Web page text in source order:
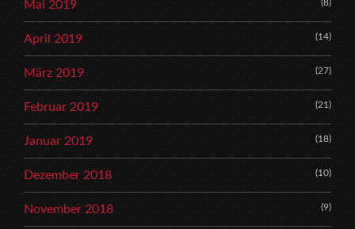
Mai 2019 (8)
April 2019 (14)
März 2019 (27)
Februar 2019 (21)
Januar 2019 (18)
Dezember 2018 (10)
November 2018 (9)